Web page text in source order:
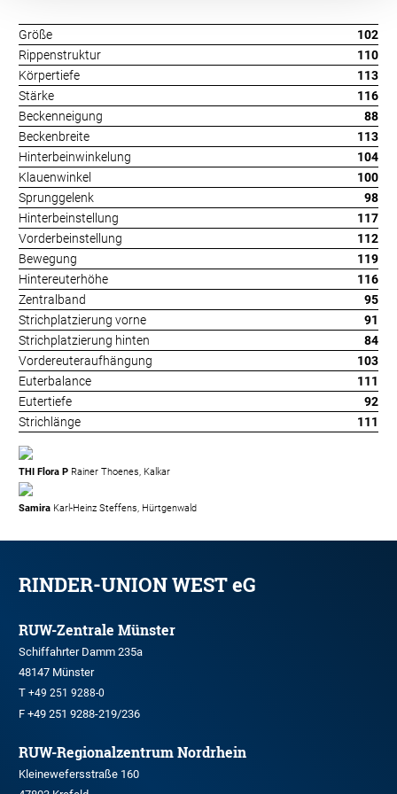
Größe
102
Rippenstruktur
110
Körpertiefe
113
Stärke
116
Beckenneigung
88
Beckenbreite
113
Hinterbeinwinkelung
104
Klauenwinkel
100
Sprunggelenk
98
Hinterbeinstellung
117
Vorderbeinstellung
112
Bewegung
119
Hintereuterhöhe
116
Zentralband
95
Strichplatzierung vorne
91
Strichplatzierung hinten
84
Vordereuteraufhängung
103
Euterbalance
111
Eutertiefe
92
Strichlänge
111
THI Flora P Rainer Thoenes, Kalkar
Samira Karl-Heinz Steffens, Hürtgenwald
RINDER-UNION WEST eG
RUW-Zentrale Münster
Schiffahrter Damm 235a
48147 Münster
T +49 251 9288-0
F +49 251 9288-219/236
RUW-Regionalzentrum Nordrhein
Kleinewefersstraße 160